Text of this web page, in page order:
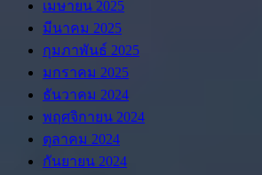
เมษายน 2025
มีนาคม 2025
กุมภาพันธ์ 2025
มกราคม 2025
ธันวาคม 2024
พฤศจิกายน 2024
ตุลาคม 2024
กันยายน 2024